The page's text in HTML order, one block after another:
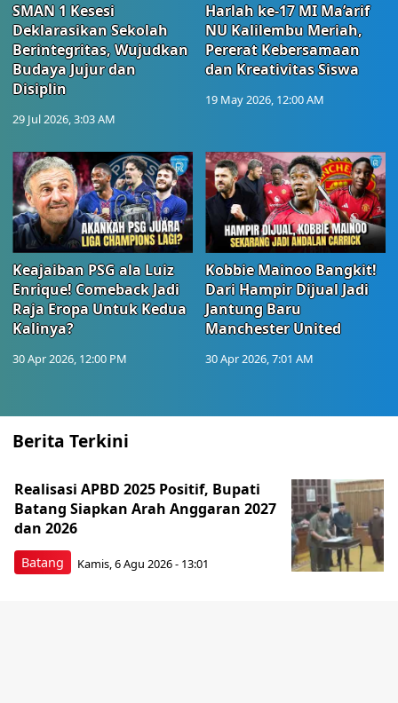
SMAN 1 Kesesi
Deklarasikan Sekolah
Berintegritas, Wujudkan
Budaya Jujur dan
Disiplin
29 Jul 2026, 3:03 AM
Harlah ke-17 MI Ma’arif
NU Kalilembu Meriah,
Pererat Kebersamaan
dan Kreativitas Siswa
19 May 2026, 12:00 AM
Keajaiban PSG ala Luiz
Enrique! Comeback Jadi
Raja Eropa Untuk Kedua
Kalinya?
30 Apr 2026, 12:00 PM
Kobbie Mainoo Bangkit!
Dari Hampir Dijual Jadi
Jantung Baru
Manchester United
30 Apr 2026, 7:01 AM
Berita Terkini
Batang
Realisasi APBD 2025 Positif, Bupati
Batang Siapkan Arah Anggaran 2027
dan 2026
Kamis, 6 Agu 2026 - 13:01